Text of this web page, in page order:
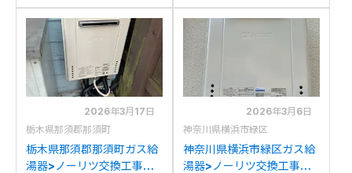
2428SAWXからノーリツ
GT-2470SAW BLへの交
換
2422SAWXからノーリツ
GT-2470SAW BLへの交
換
2026年3月17日
栃木県那須郡那須町
栃木県那須郡那須町ガス給
湯器>ノーリツ交換工事施
2026年3月6日
神奈川県横浜市緑区
神奈川県横浜市緑区ガス給
湯器>ノーリツ交換工事施